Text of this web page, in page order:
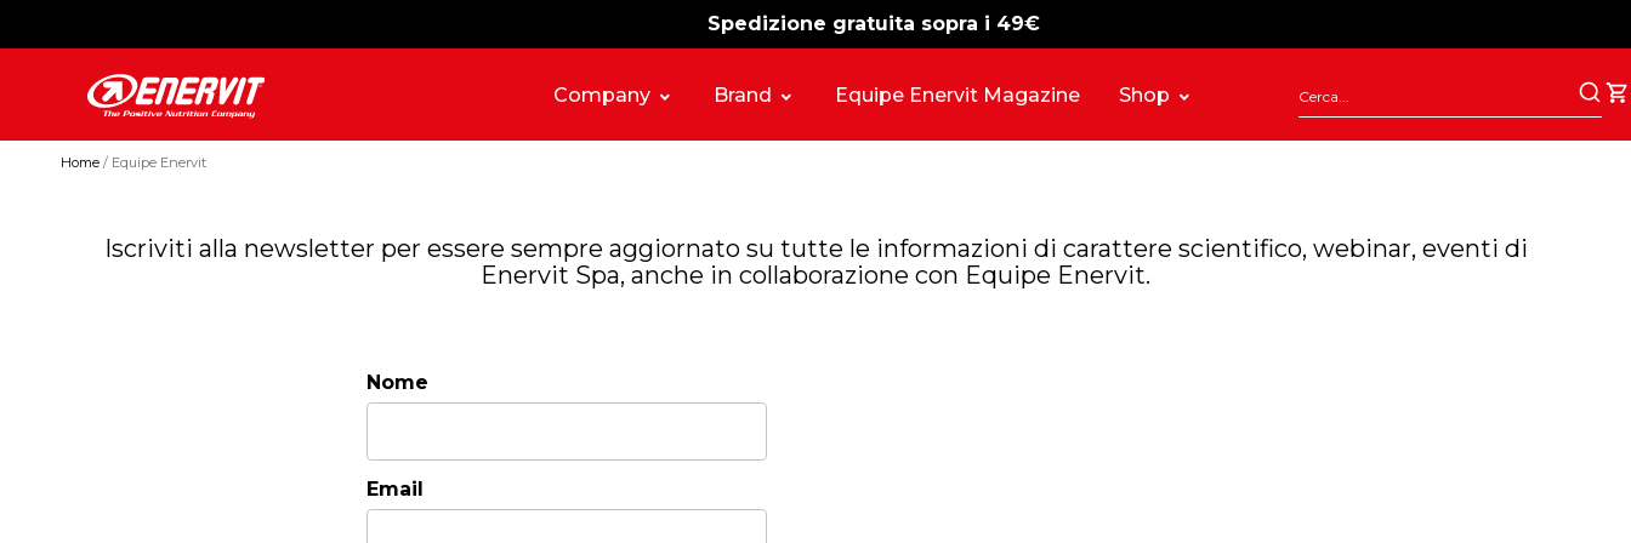
Spedizione gratuita sopra i 49€
-15% free shipping
Company Brand Equipe Enervit Magazine Shop
Home Equipe Enervit
Iscriviti alla newsletter per essere sempre aggiornato su tutte le informazioni di carattere scientifico, webinar, eventi di
Enervit Spa, anche in collaborazione con Equipe Enervit.
Nome
Email